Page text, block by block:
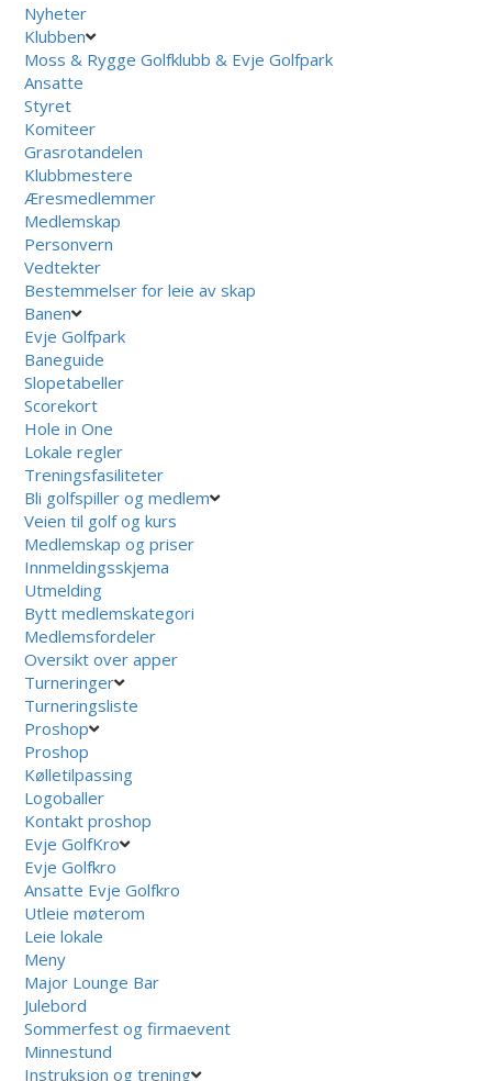
Nyheter
Klubben
Moss & Rygge Golfklubb & Evje Golfpark
Ansatte
Styret
Komiteer
Grasrotandelen
Klubbmestere
Æresmedlemmer
Medlemskap
Personvern
Vedtekter
Bestemmelser for leie av skap
Banen
Evje Golfpark
Baneguide
Slopetabeller
Scorekort
Hole in One
Lokale regler
Treningsfasiliteter
Bli golfspiller og medlem
Veien til golf og kurs
Medlemskap og priser
Innmeldingsskjema
Utmelding
Bytt medlemskategori
Medlemsfordeler
Oversikt over apper
Turneringer
Turneringsliste
Proshop
Proshop
Kølletilpassing
Logoballer
Kontakt proshop
Evje GolfKro
Evje Golfkro
Ansatte Evje Golfkro
Utleie møterom
Leie lokale
Meny
Major Lounge Bar
Julebord
Sommerfest og firmaevent
Minnestund
Instruksjon og trening